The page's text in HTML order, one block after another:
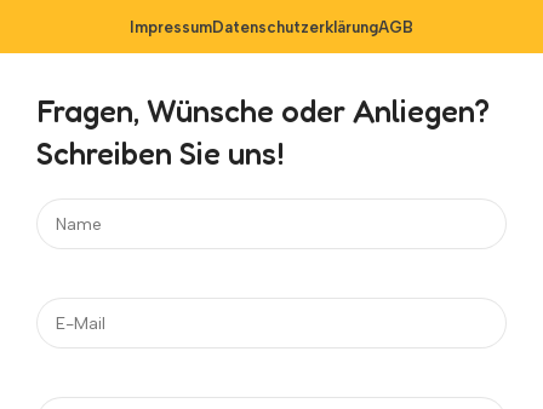
ImpressumDatenschutzerklärungAGB
Fragen, Wünsche oder Anliegen?
Schreiben Sie uns!